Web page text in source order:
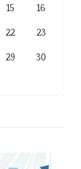
15
16
22
23
29
30